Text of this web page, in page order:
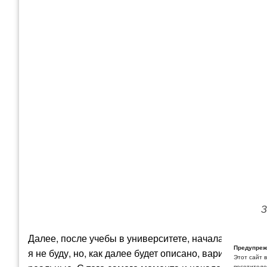
Далее, после учебы в университете, началась
я не буду, но, как далее будет описано, вариантыЭтот сайт